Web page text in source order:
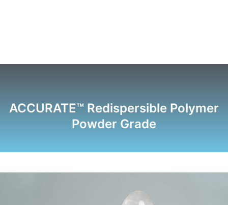
ACCURATE™ Redispersible Polymer
Powder Grade